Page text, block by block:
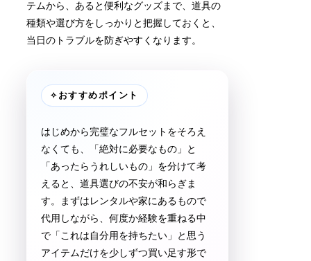
テムから、あると便利なグッズまで、道具の
種類や選び方をしっかりと把握しておくと、
当日のトラブルを防ぎやすくなります。
✧ おすすめポイント
はじめから完璧なフルセットをそろえ
なくても、「絶対に必要なもの」と
「あったらうれしいもの」を分けて考
えると、道具選びの不安が和らぎま
す。まずはレンタルや家にあるもので
代用しながら、何度か経験を重ねる中
で「これは自分用を持ちたい」と思う
アイテムだけを少しずつ買い足す形で